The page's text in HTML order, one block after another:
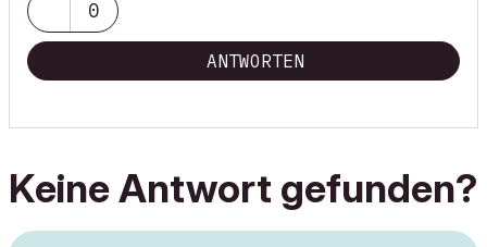
0
ANTWORTEN
Keine Antwort gefunden?